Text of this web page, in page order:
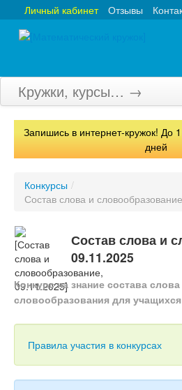
Отзывы
Личный кабинет
Кружки, курсы… →
Главная
Олимпиады
Турниры
Конкурсы
Вебинары
Книги
Игры
Запишись в интернет-кружок! До
дней
Конкурсы /
Состав слова и
Состав слова и
09.11.2025
Конкурс на знание состава
словообразования для
Правила участия в конкурсах